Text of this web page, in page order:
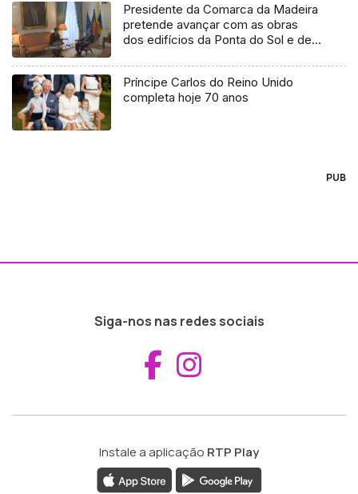
Presidente da Comarca da Madeira
pretende avançar com as obras
dos edifícios da Ponta do Sol e de
Príncipe Carlos do Reino Unido
completa hoje 70 anos
PUB
Siga-nos nas redes sociais
Aceder ao
Instale a aplicação RTP Play